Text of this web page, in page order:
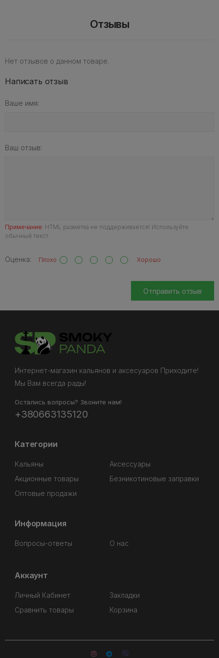
Отзывы
Нет отзывов о данном товаре.
Написать отзыв
Ваше имя:
Ваш отзыв:
Примечание: HTML разметка не поддерживается! Используйте
обычный текст.
Оценка: Плохо Хорошо
Отправить отзыв
Интернет-магазин кальянов и аксесуаров Приходите!
Мы Вам всегда рады!
Остались вопросы? Звоните нам!
+380663135120
Категории
Кальяны
Аксессуары
Акционные товары
Безникотиновые заправки
Оптовые продажи
Информация
Вопросы-ответы О нас
Аккаунт
Личный Кабинет
Закладки
Сравнить товары
Корзина